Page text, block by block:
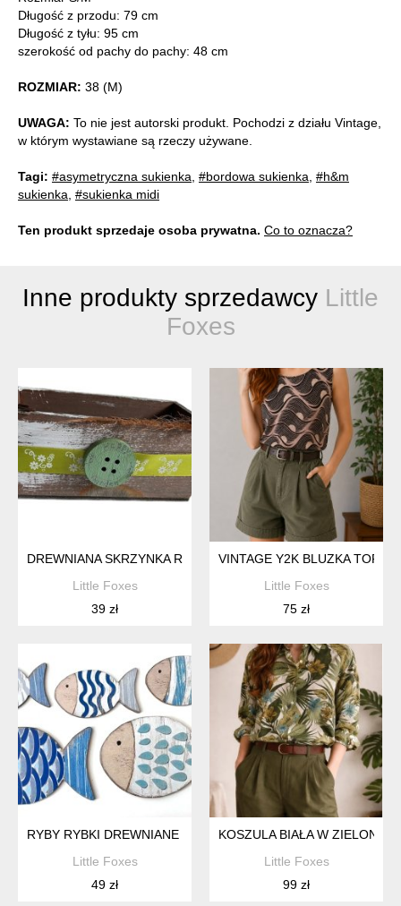
Długość z przodu: 79 cm
Długość z tyłu: 95 cm
szerokość od pachy do pachy: 48 cm
ROZMIAR: 38 (M)
UWAGA: To nie jest autorski produkt. Pochodzi z działu Vintage,
w którym wystawiane są rzeczy używane.
Tagi: #asymetryczna sukienka #bordowa sukienka #h&m
sukienka #sukienka midi
Ten produkt sprzedaje osoba prywatna. Co to oznacza?
Inne produkty sprzedawcy Little
Foxes
DREWNIANA SKRZYNKA RUSTYKALNA SHABBY CHIC HAPPY
Little Foxes
39 zł
VINTAGE Y2K BLUZKA TOP
Little Foxes
75 zł
RYBY RYBKI DREWNIANE MORZE COASTAL DEKORACJA
Little Foxes
49 zł
KOSZULA BIAŁA W ZIELONE
Little Foxes
99 zł